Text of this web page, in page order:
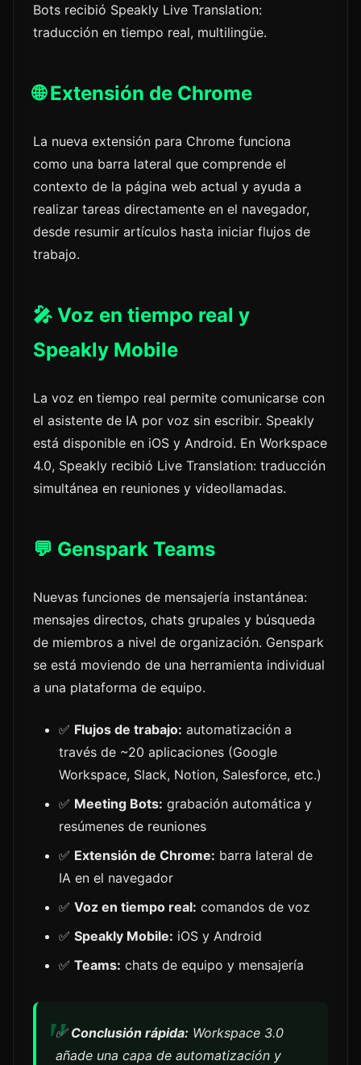
Bots recibió Speakly Live Translation:
traducción en tiempo real, multilingüe.
🌐 Extensión de Chrome
La nueva extensión para Chrome funciona
como una barra lateral que comprende el
contexto de la página web actual y ayuda a
realizar tareas directamente en el navegador,
desde resumir artículos hasta iniciar flujos de
trabajo.
🎤 Voz en tiempo real y
Speakly Mobile
La voz en tiempo real permite comunicarse con
el asistente de IA por voz sin escribir. Speakly
está disponible en iOS y Android. En Workspace
4.0, Speakly recibió Live Translation: traducción
simultánea en reuniones y videollamadas.
💬 Genspark Teams
Nuevas funciones de mensajería instantánea:
mensajes directos, chats grupales y búsqueda
de miembros a nivel de organización. Genspark
se está moviendo de una herramienta individual
a una plataforma de equipo.
✅ Flujos de trabajo: automatización a
través de ~20 aplicaciones (Google
Workspace, Slack, Notion, Salesforce, etc.)
✅ Meeting Bots: grabación automática y
resúmenes de reuniones
✅ Extensión de Chrome: barra lateral de
IA en el navegador
✅ Voz en tiempo real: comandos de voz
✅ Speakly Mobile: iOS y Android
✅ Teams: chats de equipo y mensajería
✅ Conclusión rápida: Workspace 3.0
añade una capa de automatización y